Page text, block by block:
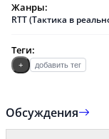
Жанры:
RTT (Тактика в
Теги:
+ добавить тег
Обсуждения